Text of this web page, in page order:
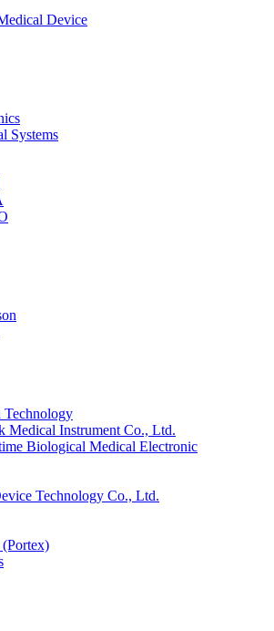
Device
Systems
Technology
Medical Instrument Co., Ltd.
Biological Medical Electronic
Technology Co., Ltd.